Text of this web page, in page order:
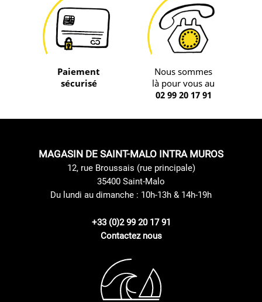
Paiement
sécurisé
Nous sommes
là pour vous au
02 99 20 17 91
MAGASIN DE SAINT-MALO INTRA MUROS
12, rue Broussais (rue principale)
35400 Saint-Malo
Du lundi au dimanche : 10h-13h & 14h-19h
+33 (0)2 99 20 17 91
Contactez nous